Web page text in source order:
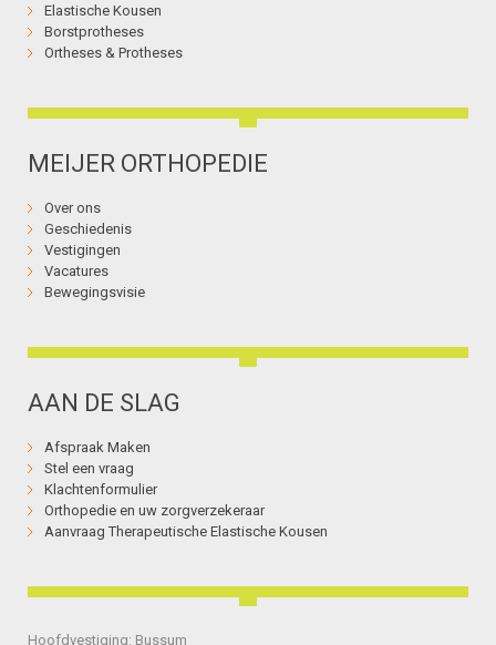
Elastische Kousen
Borstprotheses
Ortheses & Protheses
MEIJER ORTHOPEDIE
Over ons
Geschiedenis
Vestigingen
Vacatures
Bewegingsvisie
AAN DE SLAG
Afspraak Maken
Stel een vraag
Klachtenformulier
Orthopedie en uw zorgverzekeraar
Aanvraag Therapeutische Elastische Kousen
Hoofdvestiging: Bussum